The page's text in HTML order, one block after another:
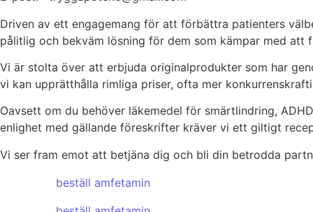
Driven av ett engagemang för att förbättra patienters
pålitlig och bekväm lösning för dem som kämpar med att
Vi är stolta över att erbjuda originalprodukter som har
vi kan upprätthålla rimliga priser, ofta mer
Oavsett om du behöver läkemedel för smärtlindring,
enlighet med gällande föreskrifter kräver vi ett giltigt
Vi ser fram emot att betjäna dig och bli din betrodda
beställ amfetamin